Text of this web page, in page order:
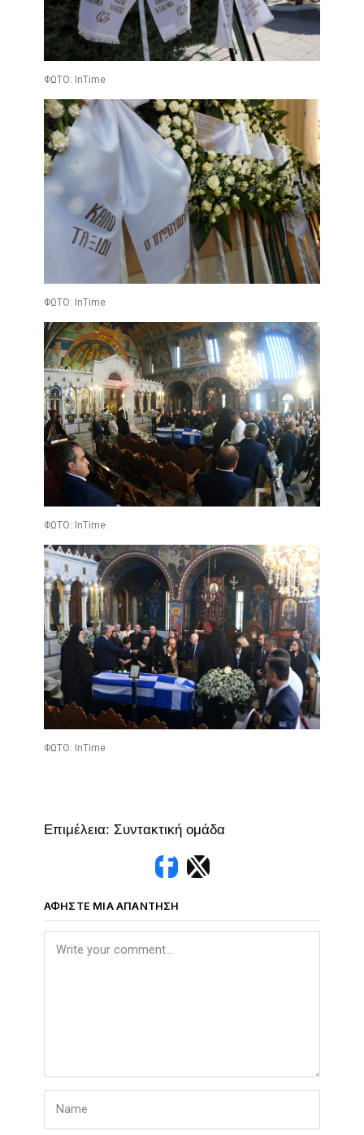
ΦΩΤΟ: InTime
ΦΩΤΟ: InTime
ΦΩΤΟ: InTime
ΦΩΤΟ: InTime
Επιμέλεια: Συντακτική ομάδα
ΑΦΉΣΤΕ ΜΙΑ ΑΠΆΝΤΗΣΗ